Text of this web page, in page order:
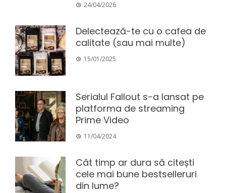
24/04/2026
Delectează-te cu o cafea de
calitate (sau mai multe)
15/01/2025
Serialul Fallout s-a lansat pe
platforma de streaming
Prime Video
11/04/2024
Cât timp ar dura să citești
cele mai bune bestselleruri
din lume?